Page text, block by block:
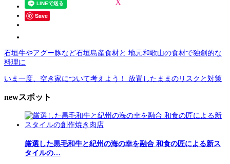
Save
石垣牛やアグー豚など石垣島産食材と 地元和歌山の食材で独創的な
料理に
いま一度、空き家について考えよう！ 放置したままのリスクと対策
newスポット
厳選した黒毛和牛と紀州の海の幸を融合 和食の匠による新ス
タイルの…